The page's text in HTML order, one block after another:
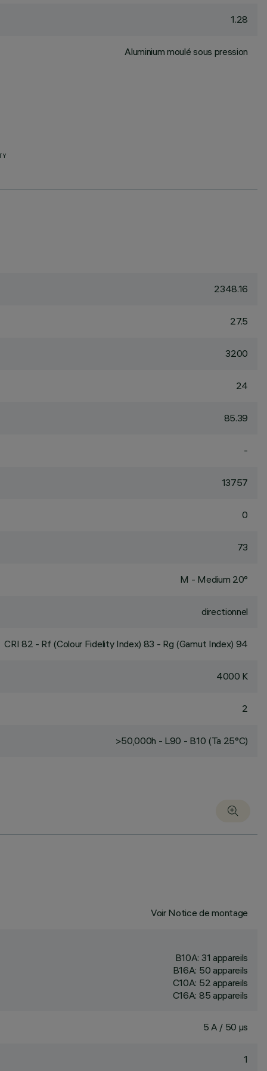
1.28
Aluminium moulé sous pression
2348.16
27.5
3200
24
85.39
-
13757
0
73
M - Medium 20°
directionnel
CRI 82 - Rf (Colour Fidelity Index) 83 - Rg (Gamut Index) 94
4000 K
2
>50,000h - L90 - B10 (Ta 25°C)
Voir Notice de montage
B10A: 31 appareils
B16A: 50 appareils
C10A: 52 appareils
C16A: 85 appareils
5 A / 50 µs
1